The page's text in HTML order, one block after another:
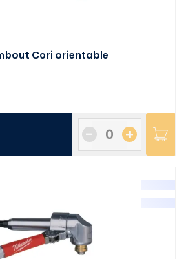
Cori orientable
+
-